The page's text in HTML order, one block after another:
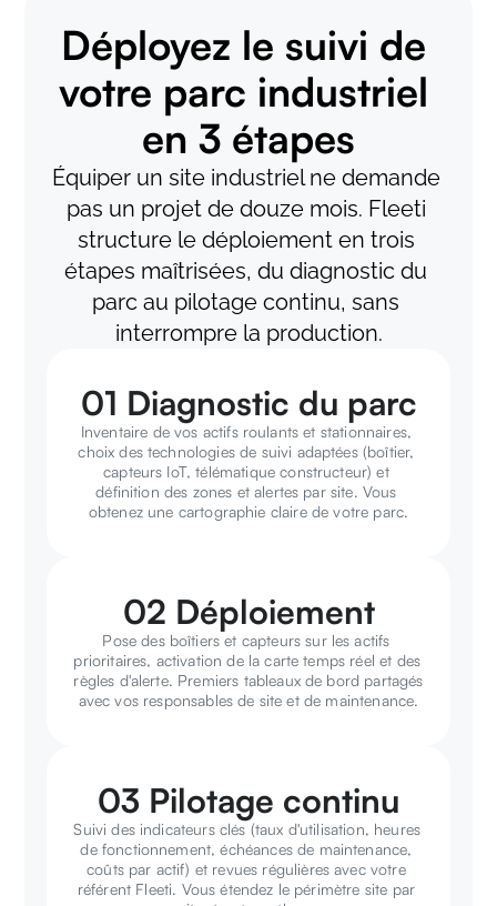
Déployez le suivi de
votre parc industriel
en 3 étapes
Équiper un site industriel ne demande
pas un projet de douze mois. Fleeti
structure le déploiement en trois
étapes maîtrisées, du diagnostic du
parc au pilotage continu, sans
interrompre la production.
01 Diagnostic du parc
Inventaire de vos actifs roulants et stationnaires,
choix des technologies de suivi adaptées (boîtier,
capteurs IoT, télématique constructeur) et
définition des zones et alertes par site. Vous
obtenez une cartographie claire de votre parc.
02 Déploiement
Pose des boîtiers et capteurs sur les actifs
prioritaires, activation de la carte temps réel et des
règles d'alerte. Premiers tableaux de bord partagés
avec vos responsables de site et de maintenance.
03 Pilotage continu
Suivi des indicateurs clés (taux d'utilisation, heures
de fonctionnement, échéances de maintenance,
coûts par actif) et revues régulières avec votre
référent Fleeti. Vous étendez le périmètre site par